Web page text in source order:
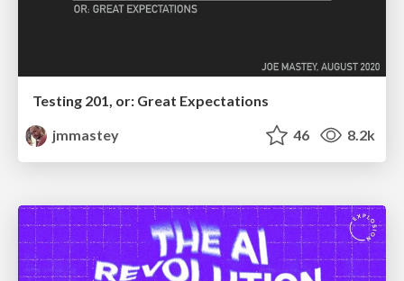
Testing 201, or: Great Expectations
jmmastey
46 8.2k